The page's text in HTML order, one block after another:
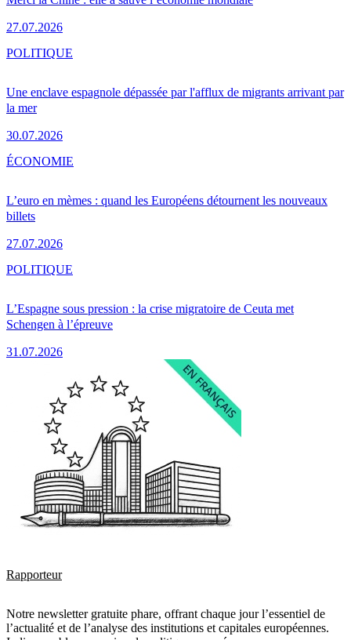
27.07.2026
Une enclave espagnole dépassée par l'afflux de migrants arrivant par
la mer
30.07.2026
POLITIQUE
L’euro en mèmes : quand les Européens détournent les nouveaux
billets
27.07.2026
ÉCONOMIE
L’Espagne sous pression : la crise migratoire de Ceuta met
Schengen à l’épreuve
31.07.2026
POLITIQUE
Rapporteur
Notre newsletter gratuite phare, offrant chaque jour l’essentiel de
l’actualité et de l’analyse des institutions et capitales européennes.